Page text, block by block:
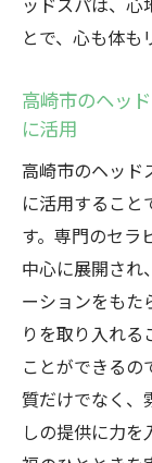
魅力
心地よさ
リラクゼー
高崎
リラ
スパ
高崎
クゼ
心地
極上
ヘッ
とで、心も体も
高崎市のヘッ
に活用
高崎市のヘッド
に活用すること
す。専門のセラ
中心に展開され
ーションをもた
りを取り入れる
ことができるの
質だけでなく、
しの提供に力